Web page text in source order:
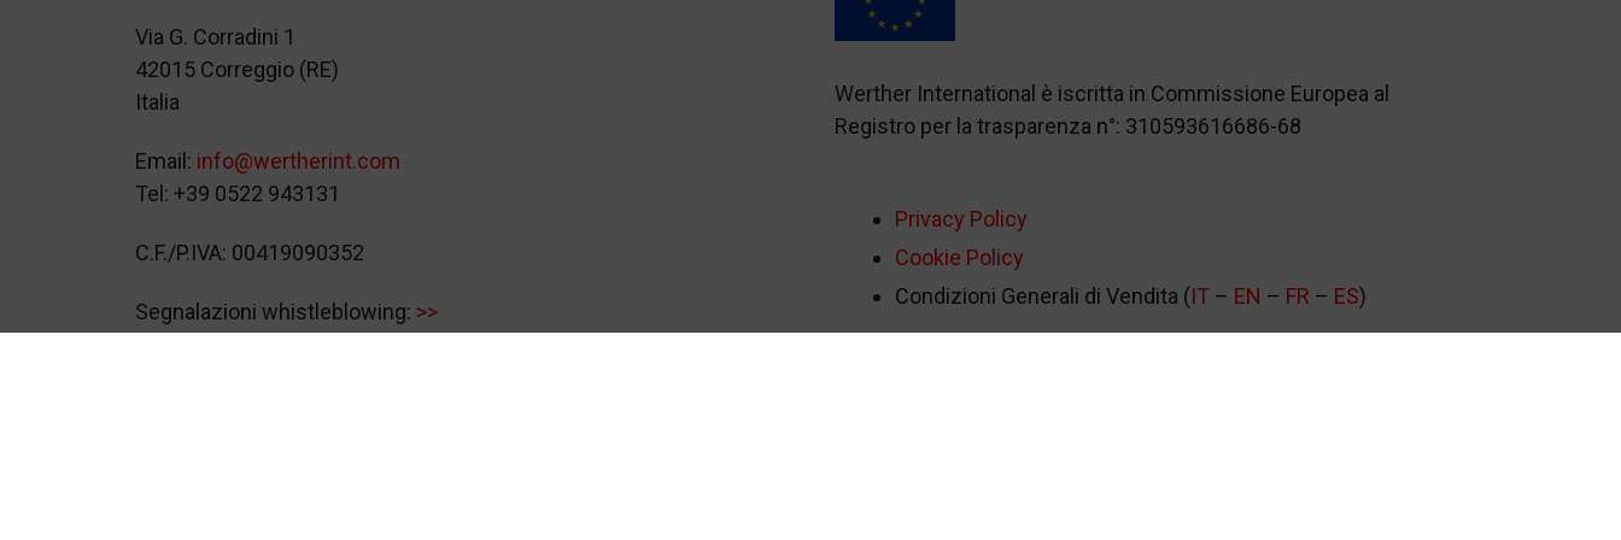
Via G. Corradini 1
42015 Correggio (RE)
Italia
Email: info@wertherint.com
Tel: +39 0522 943131
C.F./P.IVA: 00419090352
Segnalazioni whistleblowing: >>
Werther International è iscritta in Commissione Europea al
Registro per la trasparenza n°: 310593616686-68
Privacy Policy
Cookie Policy
Condizioni Generali di Vendita (IT – EN – FR – ES)